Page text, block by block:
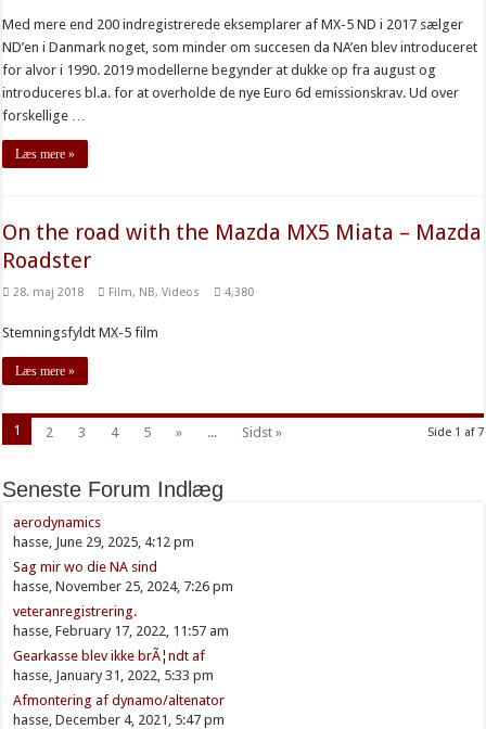
Med mere end 200 indregistrerede eksemplarer af MX-5 ND i 2017 sælger
ND’en i Danmark noget, som minder om succesen da NA’en blev introduceret
for alvor i 1990. 2019 modellerne begynder at dukke op fra august og
introduceres bl.a. for at overholde de nye Euro 6d emissionskrav. Ud over
forskellige …
Læs mere »
On the road with the Mazda MX5 Miata – Mazda
Roadster
28. maj 2018 Film, NB,Videos 4,380
Stemningsfyldt MX-5 film
Læs mere »
Side 1 af 7
1 2 3 4 5 » ... Sidst »
Seneste Forum Indlæg
aerodynamics
hasse, June 29, 2025, 4:12 pm
Sag mir wo die NA sind
hasse, November 25, 2024, 7:26 pm
veteranregistrering.
hasse, February 17, 2022, 11:57 am
Gearkasse blev ikke brÃ¦ndt af
hasse, January 31, 2022, 5:33 pm
Afmontering af dynamo/altenator
hasse, December 4, 2021, 5:47 pm